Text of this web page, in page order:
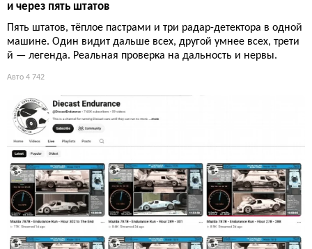
и через пять штатов
Пять штатов, тёплое пастрами и три радар-детектора в одной
машине. Один видит дальше всех, другой умнее всех, трети
й — легенда. Реальная проверка на дальность и нервы.
Авто 4 742